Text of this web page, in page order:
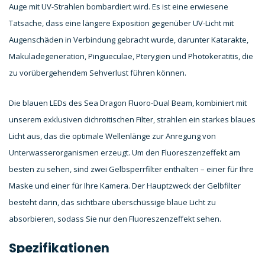
Auge mit UV-Strahlen bombardiert wird. Es ist eine erwiesene
Tatsache, dass eine längere Exposition gegenüber UV-Licht mit
Augenschäden in Verbindung gebracht wurde, darunter Katarakte,
Makuladegeneration, Pingueculae, Pterygien und Photokeratitis, die
zu vorübergehendem Sehverlust führen können.
Die blauen LEDs des Sea Dragon Fluoro-Dual Beam, kombiniert mit
unserem exklusiven dichroitischen Filter, strahlen ein starkes blaues
Licht aus, das die optimale Wellenlänge zur Anregung von
Unterwasserorganismen erzeugt. Um den Fluoreszenzeffekt am
besten zu sehen, sind zwei Gelbsperrfilter enthalten – einer für Ihre
Maske und einer für Ihre Kamera. Der Hauptzweck der Gelbfilter
besteht darin, das sichtbare überschüssige blaue Licht zu
absorbieren, sodass Sie nur den Fluoreszenzeffekt sehen.
Spezifikationen